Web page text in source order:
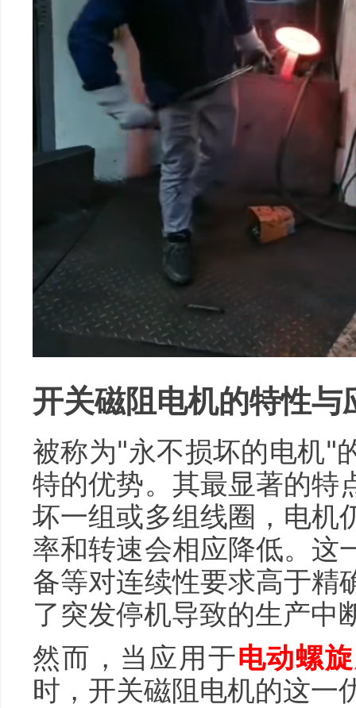
开关磁阻电机的特性与
被称为"永不损坏的电机"
特的优势。其最显著的
坏一组或多组线圈，电机
率和转速会相应降低。这
备等对连续性要求高于精
了突发停机导致的生产中
然而，当应用于电动螺
时，开关磁阻电机的这一